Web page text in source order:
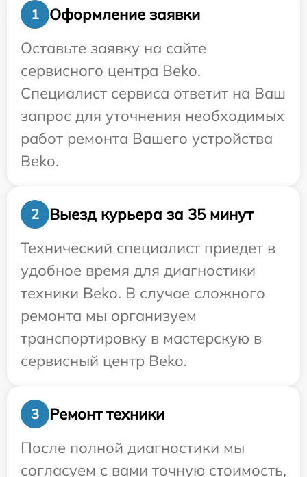
1
Оформление заявки
Оставьте заявку на сайте
сервисного центра Beko.
Специалист сервиса ответит на Ваш
запрос для уточнения необходимых
работ ремонта Вашего устройства
Beko.
2
Выезд курьера за 35 минут
Технический специалист приедет в
удобное время для диагностики
техники Beko. В случае сложного
ремонта мы организуем
транспортировку в мастерскую в
сервисный центр Beko.
3
Ремонт техники
После полной диагностики мы
согласуем с вами точную стоимость,